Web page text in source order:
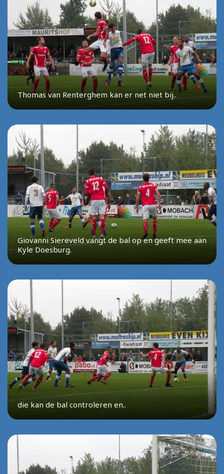
Thomas van Renterghem kan er net niet bij..
Giovanni Siereveld vangt de bal op en geeft mee aan
Kyle Doesburg.
die kan de bal controleren en..